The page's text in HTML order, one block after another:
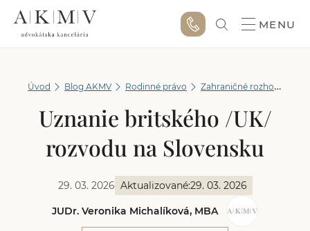
MENU
Úvod Blog AKMV Rodinné právo Zahraničné rozhodnutia
Uznanie britského /UK/
rozvodu na Slovensku
29. 03. 2026 Aktualizované:29. 03. 2026
JUDr. Veronika Michalíková, MBA